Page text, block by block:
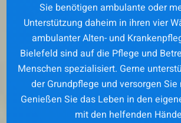
Sie benötigen ambulante oder
Unterstützung daheim in ihren vier
ambulanter Alten- und
Bielefeld sind auf die Pflege und
Menschen spezialisiert. Gerne
der Grundpflege und versorgen
Genießen Sie das Leben in den
mit den helfenden